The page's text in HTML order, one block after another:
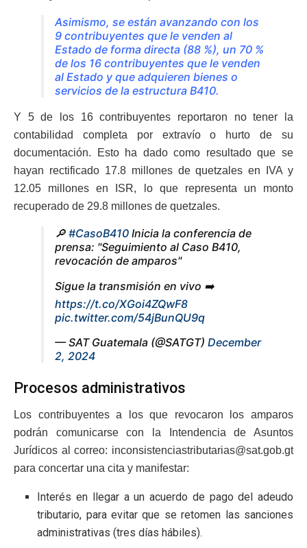
Asimismo, se están avanzando con los
9 contribuyentes que le venden al
Estado de forma directa (88 %), un 70 %
de los 16 contribuyentes que le venden
al Estado y que adquieren bienes o
servicios de la estructura B410.
Y 5 de los 16 contribuyentes reportaron no tener la
contabilidad completa por extravío o hurto de su
documentación. Esto ha dado como resultado que se
hayan rectificado 17.8 millones de quetzales en IVA y
12.05 millones en ISR, lo que representa un monto
recuperado de 29.8 millones de quetzales.
🔎#CasoB410 Inicia la conferencia de
prensa: "Seguimiento al Caso B410,
revocación de amparos"
Sigue la transmisión en vivo ➡️
https://t.co/XGoi4ZQwF8
pic.twitter.com/54jBunQU9q
— SAT Guatemala (@SATGT) December
2, 2024
Procesos administrativos
Los contribuyentes a los que revocaron los amparos
podrán comunicarse con la Intendencia de Asuntos
Jurídicos al correo: inconsistenciastributarias@sat.gob.gt
para concertar una cita y manifestar:
Interés en llegar a un acuerdo de pago del adeudo
tributario, para evitar que se retomen las sanciones
administrativas (tres días hábiles).